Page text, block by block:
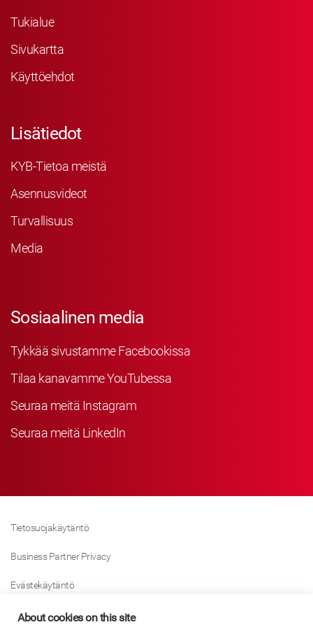
Tukialue
Sivukartta
Käyttöehdot
Lisätiedot
KYB-Tietoa meistä
Asennusvideot
Turvallisuus
Media
Sosiaalinen media
Tykkää sivustamme Facebookissa
Tilaa kanavamme YouTubessa
Seuraa meitä Instagram
Seuraa meitä LinkedIn
Tietosuojakäytäntö
Business Partner Privacy
Evästekäytäntö
Modern Slavery Act Policy
About cookies on this site